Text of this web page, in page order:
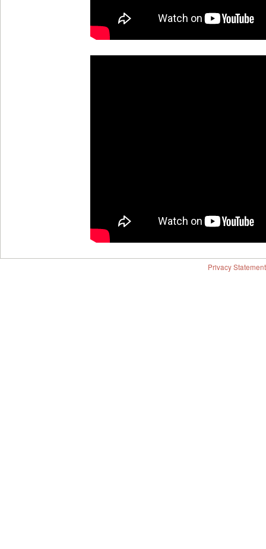
Privacy Statement